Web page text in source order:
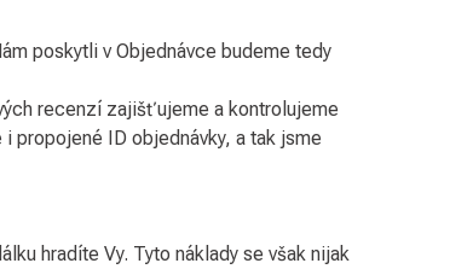
poskytli v Objednávce budeme tedy
recenzí zajišťujeme a kontrolujeme
propojené ID objednávky, a tak jsme
hradíte Vy. Tyto náklady se však nijak